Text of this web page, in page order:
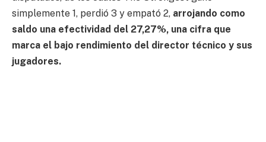
simplemente 1, perdió 3 y empató 2, arrojando como
saldo una efectividad del 27,27%, una cifra que
marca el bajo rendimiento del director técnico y sus
jugadores.